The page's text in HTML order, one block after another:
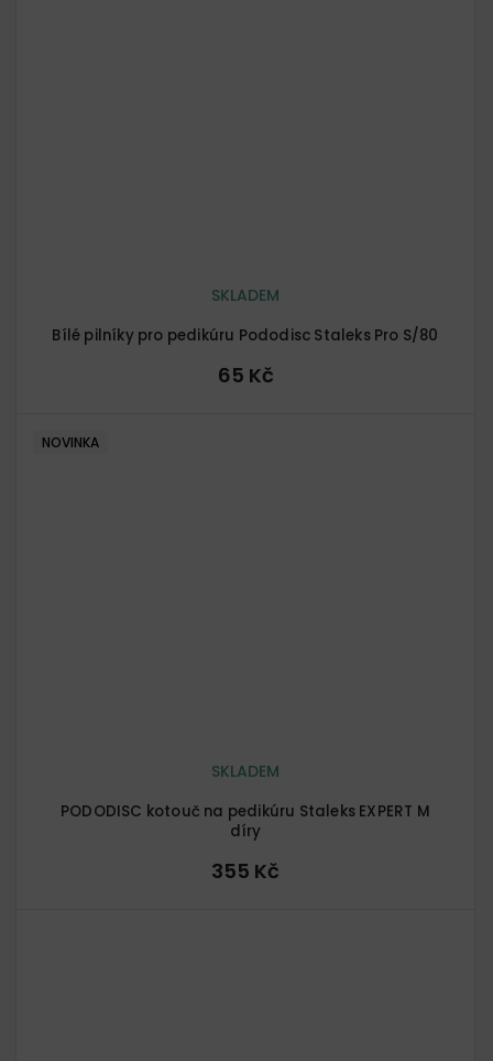
Bílé pilníky pro pedikúru Pododisc Staleks Pro S/80
SKLADEM
65 Kč
NOVINKA
PODODISC kotouč na pedikúru Staleks EXPERT M
díry
SKLADEM
355 Kč